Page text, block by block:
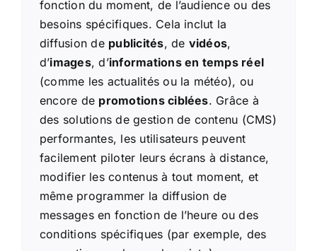
fonction du moment, de l’audience ou des
besoins spécifiques. Cela inclut la
diffusion de publicités, de vidéos,
d’images, d’informations en temps réel
(comme les actualités ou la météo), ou
encore de promotions ciblées. Grâce à
des solutions de gestion de contenu (CMS)
performantes, les utilisateurs peuvent
facilement piloter leurs écrans à distance,
modifier les contenus à tout moment, et
même programmer la diffusion de
messages en fonction de l’heure ou des
conditions spécifiques (par exemple, des